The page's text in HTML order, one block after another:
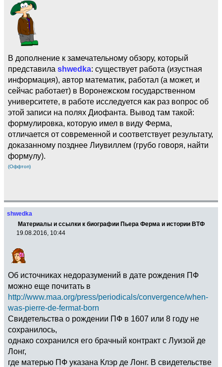
В дополнение к замечательному обзору, который
представила shwedka: существует работа (изустная
информация), автор математик, работал (а может, и
сейчас работает) в Воронежском государственном
университете, в работе исследуется как раз вопрос об
этой записи на полях Диофанта. Вывод там такой:
формулировка, которую имел в виду Ферма,
отличается от современной и соответствует результату,
доказанному позднее Лиувиллем (грубо говоря, найти
формулу).
(Оффтоп)
shwedka
Материалы и ссылки к биографии Пьера Ферма и истории ВТФ
19.08.2016, 10:44
Oб источниках недоразумений в дате рождения ПФ
можно еще почитать в
http://www.maa.org/press/periodicals/convergence/when-
was-pierre-de-fermat-born
Свидетельства о рождении ПФ в 1607 или 8 году не
сохранилось,
однако сохранился его брачный контракт с Луизой де
Лонг,
где матерью ПФ указана Клэр де Лонг. В свидетельстве